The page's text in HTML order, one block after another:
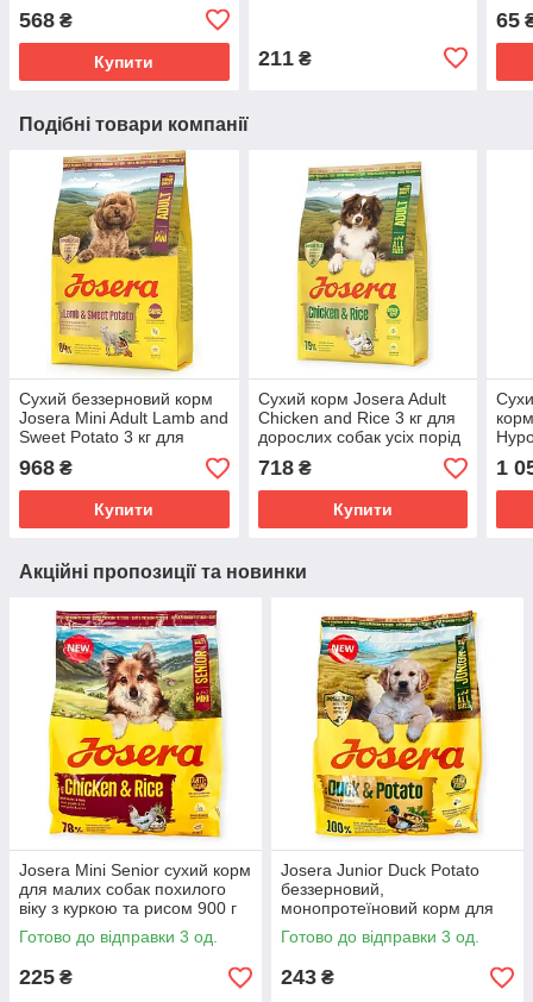
568 ₴
Купити 211₴
65
Подібні товари компанії
Сухий беззерновий корм
Josera Mini Adult Lamb and
Sweet Potato 3 кг для
дорослих собак малих
порід з ягнятиною
бататом і соусом
968 ₴
Купити
Сухий корм Josera Adult
Chicken and Rice 3 кг для
дорослих собак усіх порід
з куркою та рисом
Гефлюгель Меню
718₴
Купити
для
1
Акційні пропозиції та новинки
Josera Mini Senior сухий корм
для малих собак похилого
віку з куркою та рисом 900 г
безглютеновий з дрібними
крокетами
Готово до відправки 3 од.
225 ₴
Josera Junior Duck Potato
беззерновий,
монопротеїновий корм для
цуценят з качкою та
картоплею 900 г
монопротеїновий для всіх
порід
Готово до відправки 3 од.
243 ₴